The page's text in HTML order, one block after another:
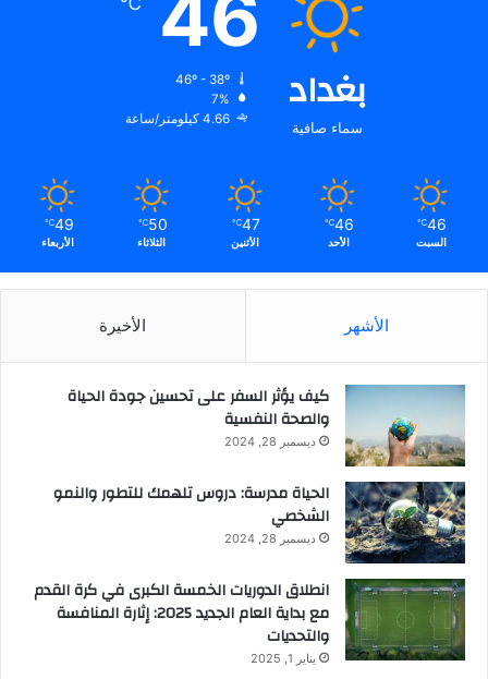
بغداد
سماء صافية
7%
4.66 كيلومتر/ساعة
46
℃
السبت
46
℃
الأحد
47
℃
الأثنين
50
℃
الثلاثاء
49
℃
الأربعاء
الأشهر الأخيرة
كيف يؤثر السفر على تحسين جودة الحياة
والصحة النفسية
ديسمبر 28, 2024
الحياة مدرسة: دروس تلهمك للتطور والنمو
الشخصي
ديسمبر 28, 2024
انطلاق الدوريات الخمسة الكبرى في كرة القدم
مع بداية العام الجديد 2025: إثارة المنافسة
والتحديات
يناير 1, 2025